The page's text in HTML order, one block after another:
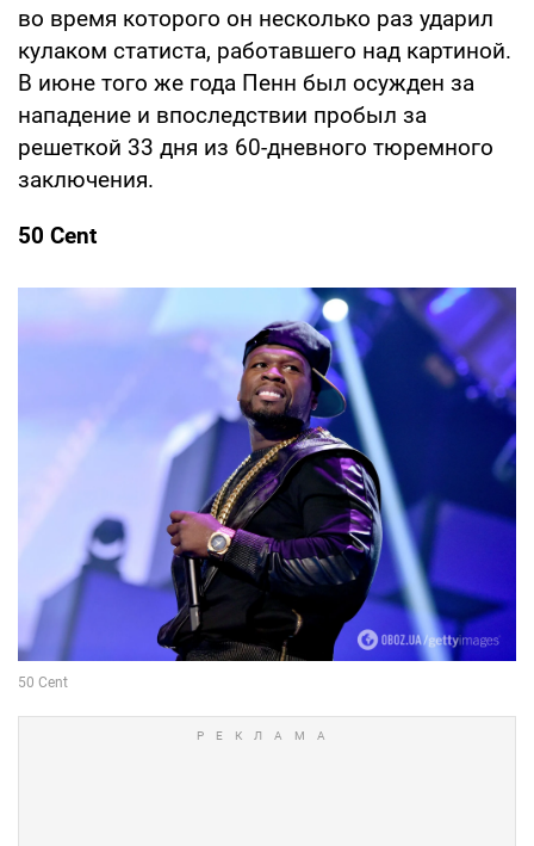
во время которого он несколько раз ударил
кулаком статиста, работавшего над картиной.
В июне того же года Пенн был осужден за
нападение и впоследствии пробыл за
решеткой 33 дня из 60-дневного тюремного
заключения.
50 Cent